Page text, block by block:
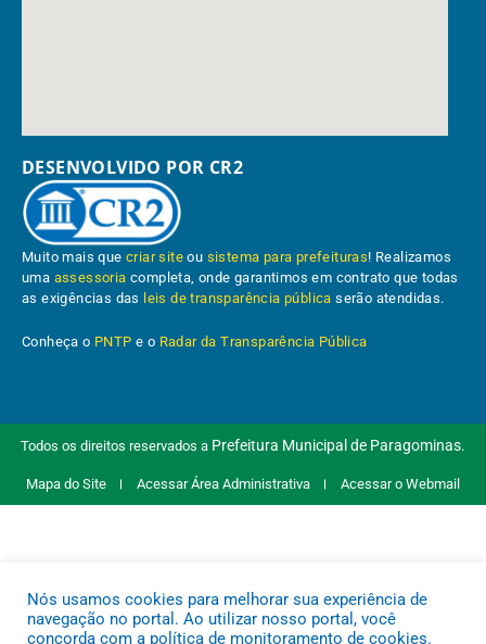
DESENVOLVIDO POR CR2
Muito mais quecriar site ou sistema para prefeituras! Realizamos
uma assessoria completa, onde garantimos em contrato que todas
as exigências das leis de transparência pública serão atendidas.
Conheça o PNTP e o Radar da Transparência Pública
Todos os direitos reservados a Prefeitura Municipal de Paragominas.
Mapa do Site Acessar Área Administrativa Acessar o Webmail
Nós usamos cookies para melhorar sua experiência de
navegação no portal. Ao utilizar nosso portal, você
concorda com a política de monitoramento de cookies.